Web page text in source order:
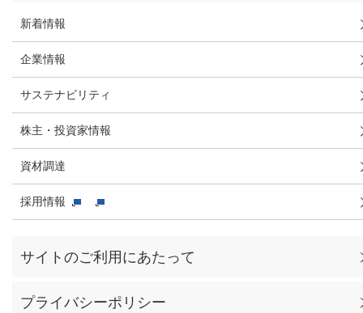
新着情報
企業情報
サステナビリティ
株主・投資家情報
資材調達
採用情報
サイトのご利用にあたって
プライバシーポリシー